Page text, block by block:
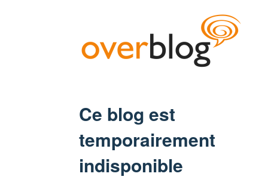
Ce blog est
temporairement
indisponible